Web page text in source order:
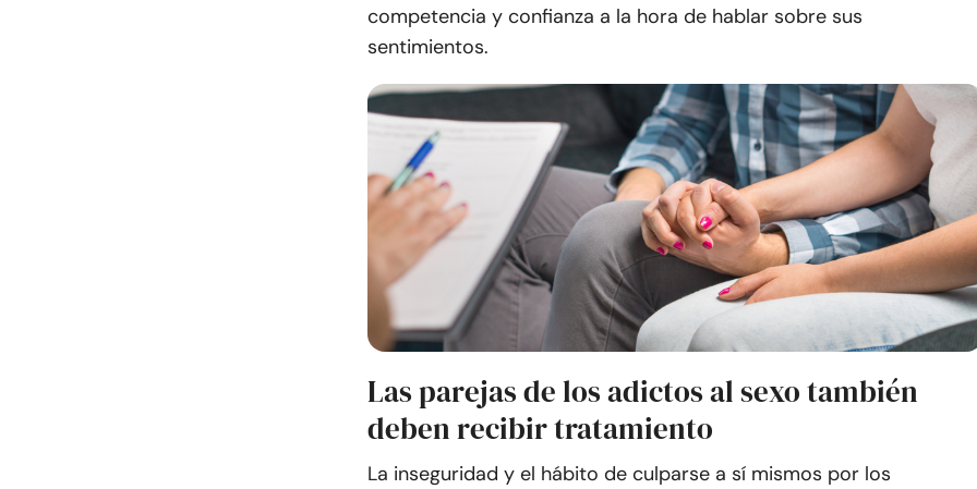
competencia y confianza a la hora de hablar sobre sus
sentimientos.
Las parejas de los adictos al sexo también
deben recibir tratamiento
La inseguridad y el hábito de culparse a sí mismos por los